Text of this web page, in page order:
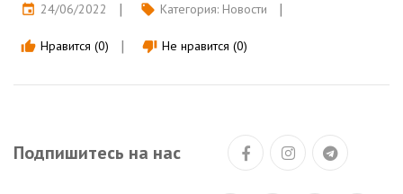
event 24/06/2022 local_offer Категория: Новости
thumb_up Нравится (0) thumb_down Не нравится (0)
Подпишитесь на нас